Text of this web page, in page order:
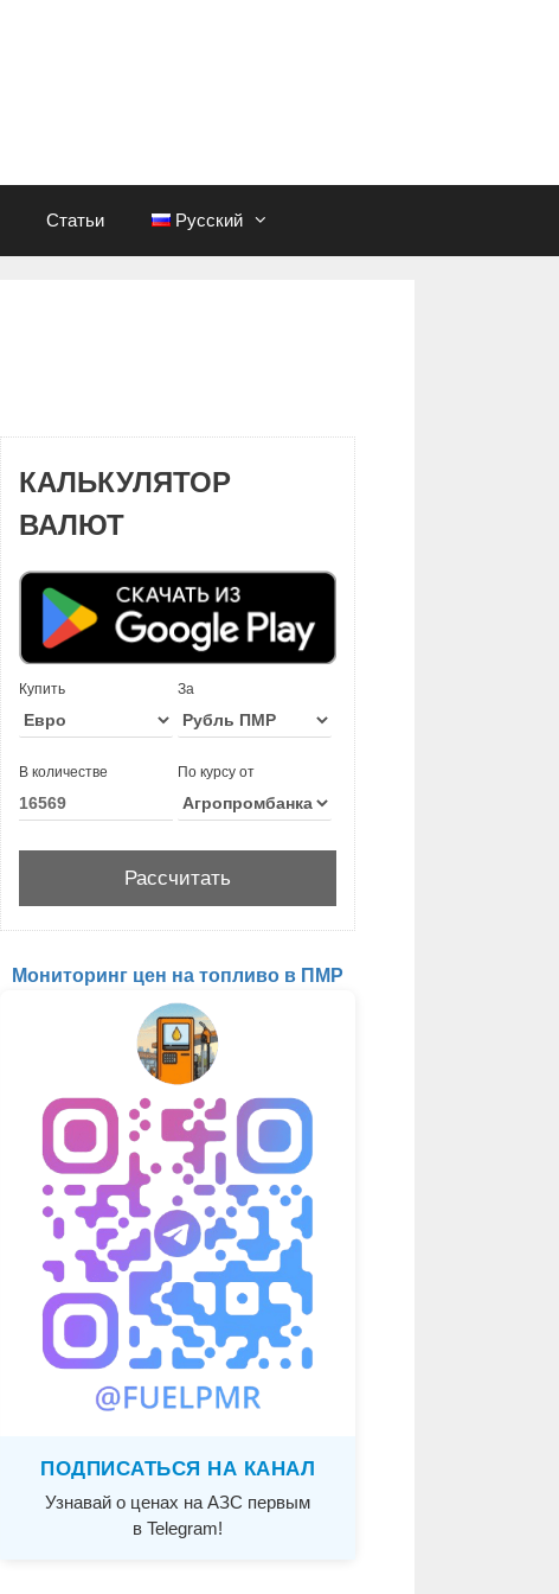
Статьи Русский
КАЛЬКУЛЯТОР
ВАЛЮТ
Купить За
В количестве По курсу от
Мониторинг цен на топливо в ПМР
ПОДПИСАТЬСЯ НА КАНАЛ
Узнавай о ценах на АЗС первым
в Telegram!